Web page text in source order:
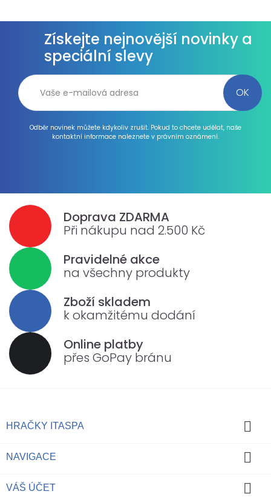
Získejte nejnovější novinky a
speciální slevy
Odběr novinek můžete kdykoliv zrušit. Pokud to chcete udělat, naše
kontaktní informace naleznete v právním oznámení.
Doprava ZDARMA
Při nákupu nad 2.500 Kč
Pravidelné akce
na všechny produkty
Zboží skladem
k okamžitému dodání
Online platby
přes GoPay bránu
HRAČKY ITASPA 
NAVIGACE 
VÁŠ ÚČET 